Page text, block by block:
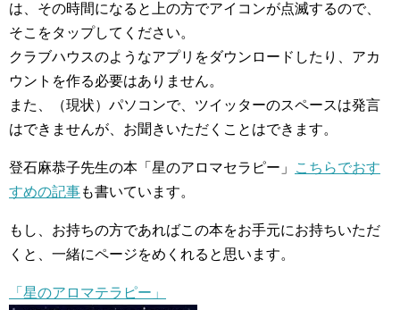
は、その時間になると上の方でアイコンが点滅するので、
そこをタップしてください。
クラブハウスのようなアプリをダウンロードしたり、アカ
ウントを作る必要はありません。
また、（現状）パソコンで、ツイッターのスペースは発言
はできませんが、お聞きいただくことはできます。
登石麻恭子先生の本「星のアロマセラピー」
こちらでおす
すめの記事も書いています。
もし、お持ちの方であればこの本をお手元にお持ちいただ
くと、一緒にページをめくれると思います。
「星のアロマテラピー」